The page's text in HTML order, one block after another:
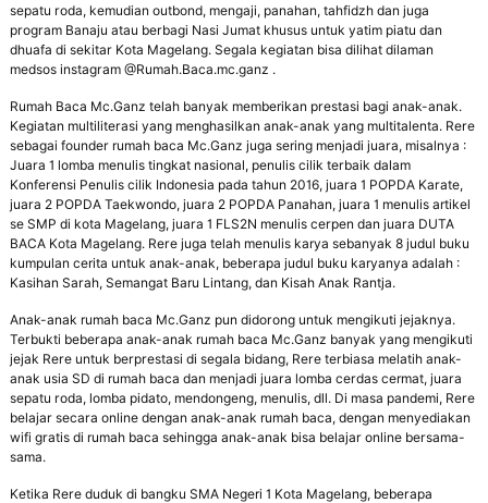
sepatu roda, kemudian outbond, mengaji, panahan, tahfidzh dan juga
program Banaju atau berbagi Nasi Jumat khusus untuk yatim piatu dan
dhuafa di sekitar Kota Magelang. Segala kegiatan bisa dilihat dilaman
medsos instagram @Rumah.Baca.mc.ganz .
Rumah Baca Mc.Ganz telah banyak memberikan prestasi bagi anak-anak.
Kegiatan multiliterasi yang menghasilkan anak-anak yang multitalenta. Rere
sebagai founder rumah baca Mc.Ganz juga sering menjadi juara, misalnya :
Juara 1 lomba menulis tingkat nasional, penulis cilik terbaik dalam
Konferensi Penulis cilik Indonesia pada tahun 2016, juara 1 POPDA Karate,
juara 2 POPDA Taekwondo, juara 2 POPDA Panahan, juara 1 menulis artikel
se SMP di kota Magelang, juara 1 FLS2N menulis cerpen dan juara DUTA
BACA Kota Magelang. Rere juga telah menulis karya sebanyak 8 judul buku
kumpulan cerita untuk anak-anak, beberapa judul buku karyanya adalah :
Kasihan Sarah, Semangat Baru Lintang, dan Kisah Anak Rantja.
Anak-anak rumah baca Mc.Ganz pun didorong untuk mengikuti jejaknya.
Terbukti beberapa anak-anak rumah baca Mc.Ganz banyak yang mengikuti
jejak Rere untuk berprestasi di segala bidang, Rere terbiasa melatih anak-
anak usia SD di rumah baca dan menjadi juara lomba cerdas cermat, juara
sepatu roda, lomba pidato, mendongeng, menulis, dll. Di masa pandemi, Rere
belajar secara online dengan anak-anak rumah baca, dengan menyediakan
wifi gratis di rumah baca sehingga anak-anak bisa belajar online bersama-
sama.
Ketika Rere duduk di bangku SMA Negeri 1 Kota Magelang, beberapa